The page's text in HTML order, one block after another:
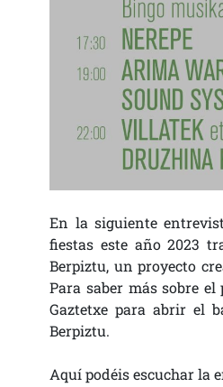
En la siguiente
fiestas este año 2023
Berpiztu, un proyecto
Para saber más sobre
Gaztetxe para abrir el
Berpiztu.
Aquí podéis escuchar la